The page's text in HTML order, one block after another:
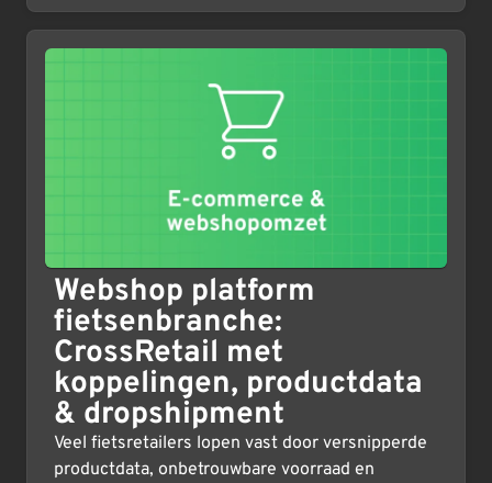
Webshop platform
fietsenbranche:
CrossRetail met
koppelingen, productdata
& dropshipment
Veel fietsretailers lopen vast door versnipperde
productdata, onbetrouwbare voorraad en